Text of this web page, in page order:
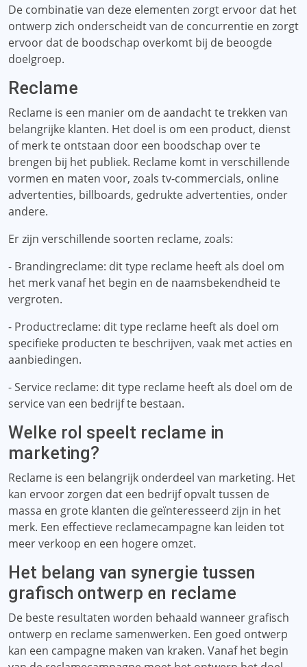
De combinatie van deze elementen zorgt ervoor dat het
ontwerp zich onderscheidt van de concurrentie en zorgt
ervoor dat de boodschap overkomt bij de beoogde
doelgroep.
Reclame
Reclame is een manier om de aandacht te trekken van
belangrijke klanten. Het doel is om een ​​product, dienst
of merk te ontstaan ​​door een boodschap over te
brengen bij het publiek. Reclame komt in verschillende
vormen en maten voor, zoals tv-commercials, online
advertenties, billboards, gedrukte advertenties, onder
andere.
Er zijn verschillende soorten reclame, zoals:
- Brandingreclame: dit type reclame heeft als doel om
het merk vanaf het begin en de naamsbekendheid te
vergroten.
- Productreclame: dit type reclame heeft als doel om
specifieke producten te beschrijven, vaak met acties en
aanbiedingen.
- Service reclame: dit type reclame heeft als doel om de
service van een bedrijf te bestaan.
Welke rol speelt reclame in
marketing?
Reclame is een belangrijk onderdeel van marketing. Het
kan ervoor zorgen dat een bedrijf opvalt tussen de
massa en grote klanten die geïnteresseerd zijn in het
merk. Een effectieve reclamecampagne kan leiden tot
meer verkoop en een hogere omzet.
Het belang van synergie tussen
grafisch ontwerp en reclame
De beste resultaten worden behaald wanneer grafisch
ontwerp en reclame samenwerken. Een goed ontwerp
kan een campagne maken van kraken. Vanaf het begin